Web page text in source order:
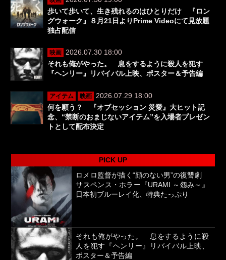
歩いて歩いて、生き残れるのはひとりだけ 『ロン
グウォーク』８月21日よりPrime Videoにて見放題
独占配信
映画
2026.07.30 18:00
それも俺がやった。 息をするように殺人を犯す
『ヘンリー』リバイバル上映、ポスター＆予告編
アイテム 映画
2026.07.29 18:00
何を願う？ 『オブセッション 災愛』大ヒット記
念、“禁断のおまじないアイテム”を入場者プレゼン
トとして配布決定
PICK UP
ロメロ監督が描く“顔のない男”の復讐劇
サスペンス・ホラー『URAMI ～怨み～』
日本初ブルーレイ化、特典たっぷり
それも俺がやった。 息をするように殺
人を犯す『ヘンリー』リバイバル上映、
ポスター＆予告編